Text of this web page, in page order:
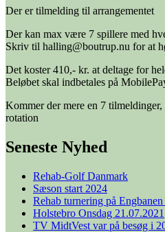
Der er tilmelding til arrangementet
Der kan max være 7 spillere med
Skriv til halling@boutrup.nu for at
Det koster 410,- kr. at deltage for
Beløbet skal indbetales på
Kommer der mere en 7
rotation
Seneste Nyhed
Rehab-Golf Danmark
Sæson start 2024
Rehab turnering på
Holstebro Onsdag 21.07.2021
TV MidtVest var på besøg i